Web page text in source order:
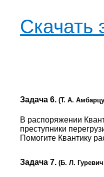
Скачать
Задача 6. (Т. А.
В распоряжении
преступники
Помогите Квантику
Задача 7. (Б. Л.